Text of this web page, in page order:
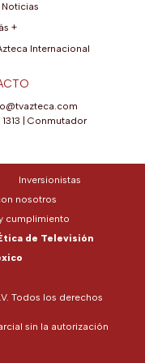
+
Internacional
Conmutador
Todos los derechos
sin la autorización
Inversionistas
nosotros
cumplimiento
de Televisión